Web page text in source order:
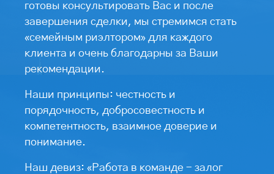
готовы консультировать Вас и после
завершения сделки, мы стремимся стать
«семейным риэлтором» для каждого
клиента и очень благодарны за Ваши
рекомендации.
Наши принципы: честность и
порядочность, добросовестность и
компетентность, взаимное доверие и
понимание.
Наш девиз: «Работа в команде - залог